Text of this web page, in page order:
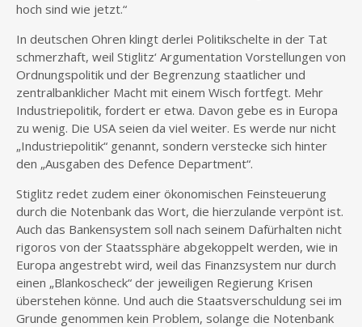
hoch sind wie jetzt.“
In deutschen Ohren klingt derlei Politikschelte in der Tat
schmerzhaft, weil Stiglitz‘ Argumentation Vorstellungen von
Ordnungspolitik und der Begrenzung staatlicher und
zentralbanklicher Macht mit einem Wisch fortfegt. Mehr
Industriepolitik, fordert er etwa. Davon gebe es in Europa
zu wenig. Die USA seien da viel weiter. Es werde nur nicht
„Industriepolitik“ genannt, sondern verstecke sich hinter
den „Ausgaben des Defence Department“.
Stiglitz redet zudem einer ökonomischen Feinsteuerung
durch die Notenbank das Wort, die hierzulande verpönt ist.
Auch das Bankensystem soll nach seinem Dafürhalten nicht
rigoros von der Staatssphäre abgekoppelt werden, wie in
Europa angestrebt wird, weil das Finanzsystem nur durch
einen „Blankoscheck“ der jeweiligen Regierung Krisen
überstehen könne. Und auch die Staatsverschuldung sei im
Grunde genommen kein Problem, solange die Notenbank